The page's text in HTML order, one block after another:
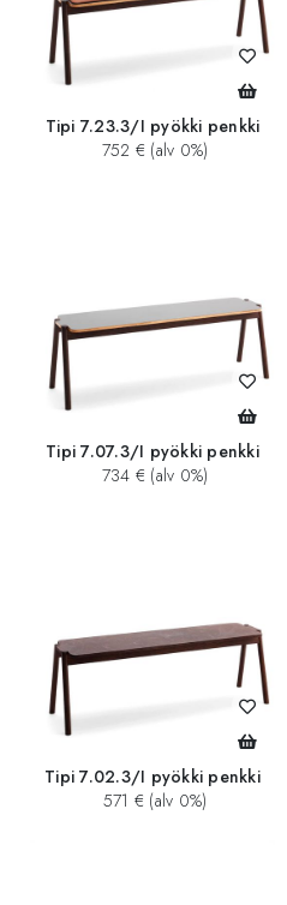
Tipi 7.23.3/I pyökki penkki
752 € (alv 0%)
Tipi 7.07.3/I pyökki penkki
734 € (alv 0%)
Tipi 7.02.3/I pyökki penkki
571 € (alv 0%)